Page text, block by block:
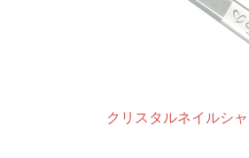
クリスタルネイルシ